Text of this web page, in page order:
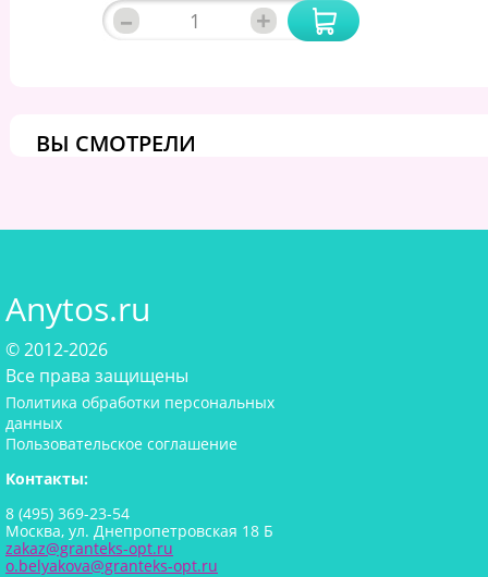
– +
ВЫ СМОТРЕЛИ
Anytos.ru
© 2012-2026
Все права защищены
Политика обработки персональных
данных
Пользовательское соглашение
Контакты:
8 (495) 369-23-54
Москва, ул. Днепропетровская 18 Б
zakaz@granteks-opt.ru
o.belyakova@granteks-opt.ru